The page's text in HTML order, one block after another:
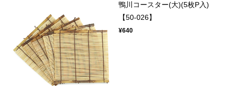
鴨川コースター(大)(5枚P入)
【50-026】
¥640